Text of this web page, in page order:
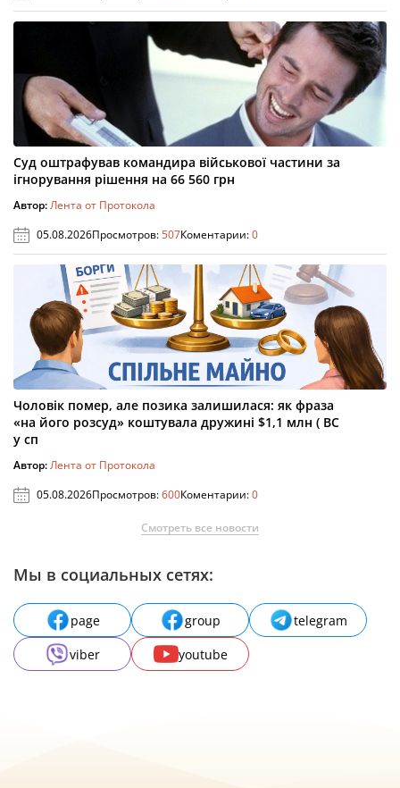
Суд оштрафував командира військової частини за
ігнорування рішення на 66 560 грн
Автор:Лента от Протокола
05.08.2026Просмотров:507Коментарии:0
Чоловік помер, але позика залишилася: як фраза
«на його розсуд» коштувала дружині $1,1 млн ( ВС
у сп
Автор:Лента от Протокола
05.08.2026Просмотров:600Коментарии:0
Смотреть все новости
Мы в социальных сетях:
page group
telegram
viber
youtube